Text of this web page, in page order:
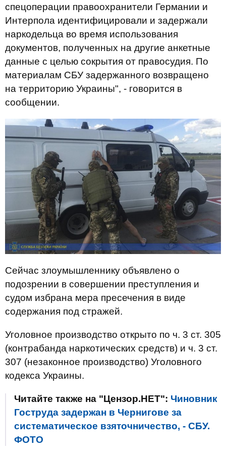
спецоперации правоохранители Германии и
Интерпола идентифицировали и задержали
наркодельца во время использования
документов, полученных на другие анкетные
данные с целью сокрытия от правосудия. По
материалам СБУ задержанного возвращено
на территорию Украины", - говорится в
сообщении.
Сейчас злоумышленнику объявлено о
подозрении в совершении преступления и
судом избрана мера пресечения в виде
содержания под стражей.
Уголовное производство открыто по ч. 3 ст. 305
(контрабанда наркотических средств) и ч. 3 ст.
307 (незаконное производство) Уголовного
кодекса Украины.
Читайте также на "Цензор.НЕТ": Чиновник
Гоструда задержан в Чернигове за
систематическое взяточничество, - СБУ.
ФОТО